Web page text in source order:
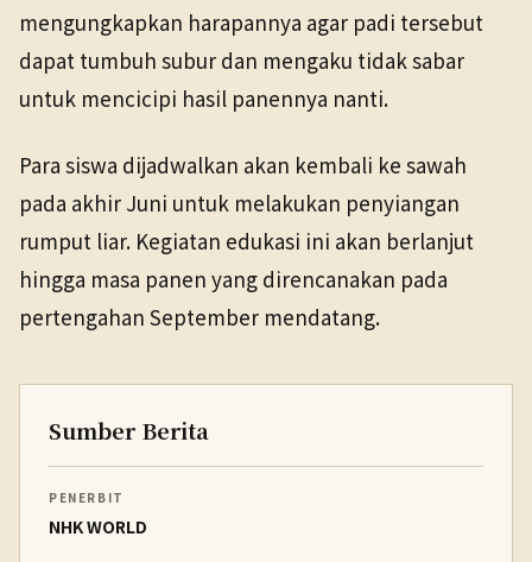
mengungkapkan harapannya agar padi tersebut
dapat tumbuh subur dan mengaku tidak sabar
untuk mencicipi hasil panennya nanti.
Para siswa dijadwalkan akan kembali ke sawah
pada akhir Juni untuk melakukan penyiangan
rumput liar. Kegiatan edukasi ini akan berlanjut
hingga masa panen yang direncanakan pada
pertengahan September mendatang.
Sumber Berita
PENERBIT
NHK WORLD